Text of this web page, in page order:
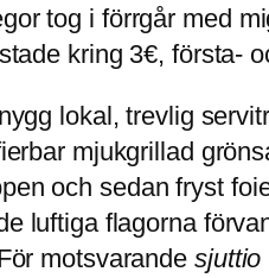
tog i förrgår med
kring 3€, första-
lokal, trevlig
mjukgrillad
och sedan fryst
luftiga flagorna
motsvarande sjuttio